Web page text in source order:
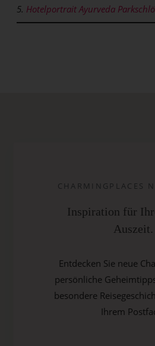
5. Hotelportrait Ayurveda
CHARMINGPLACES
Inspiration für
Auszeit.
Entdecken Sie neue
persönliche
besondere
Ihrem